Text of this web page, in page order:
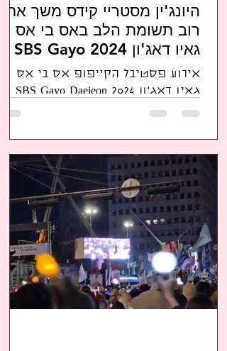
היונג'ין מסטריי קידס משך את
רוב תשומת הלב באס בי אס
גאיו דאג'ון 2024 SBS Gayo
Daejeon
אירוע פסטיבל הקייפופ אס בי אס
גאיו דאג'ון 2024 SBS Gayo Daejeon
התקיים ביום חג המולד ב-Inspire Arena